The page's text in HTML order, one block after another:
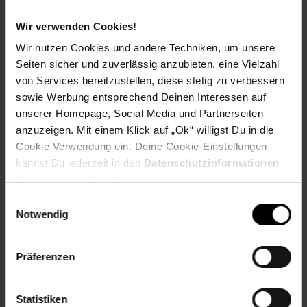
Wir verwenden Cookies!
Wir nutzen Cookies und andere Techniken, um unsere
Seiten sicher und zuverlässig anzubieten, eine Vielzahl
von Services bereitzustellen, diese stetig zu verbessern
sowie Werbung entsprechend Deinen Interessen auf
unserer Homepage, Social Media und Partnerseiten
anzuzeigen. Mit einem Klick auf „Ok“ willigst Du in die
Cookie Verwendung ein. Deine Cookie-Einstellungen
kannst Du jederzeit in den Datenschutzinformationen
Notwendig
Präferenzen
Statistiken
Herstellerinformationen
Fußzeile
Weitere Online-Angebote
Netto Reisen TV-Shop Weinwelt